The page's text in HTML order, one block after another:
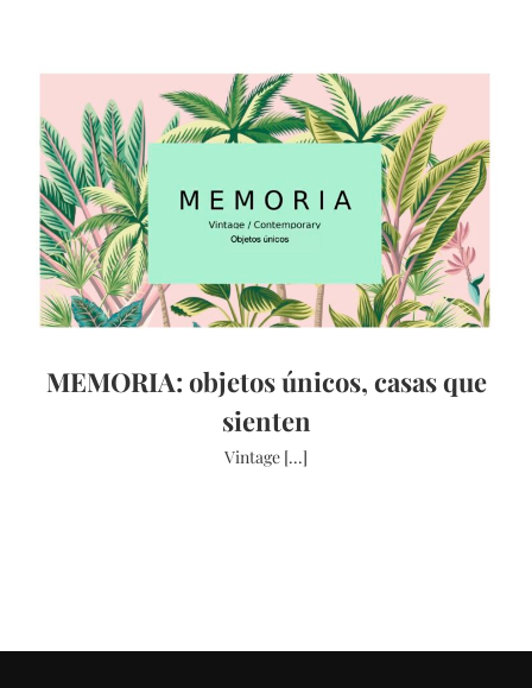
MEMORIA: objetos únicos, casas que
sienten
Vintage [...]